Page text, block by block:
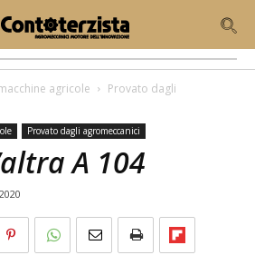
agricole
Provato dagli
Provato dagli agromeccanici
A 104